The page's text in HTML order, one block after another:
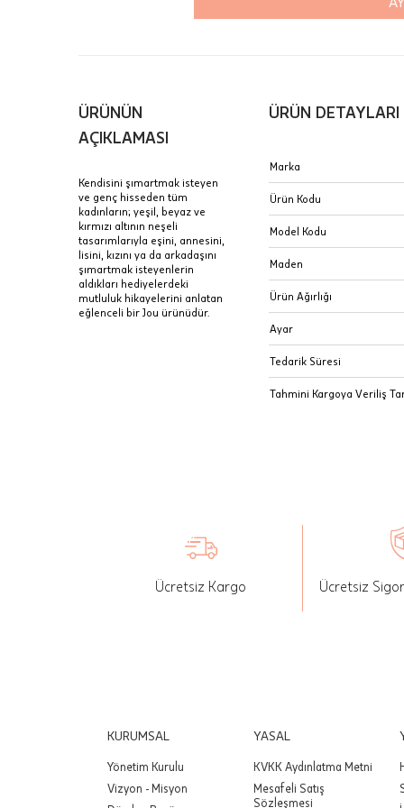
Seçiniz.
Stoklar çok
Taksit Tablosu
Taksit
Tek Çekim
2 Taksit
ÜRÜNÜN
AÇIKLAMASI
Kendisini şımartmak isteyen
ve genç hisseden tüm
kadınların; yeşil, beyaz ve
kırmızı altının neşeli
tasarımlarıyla eşini, annesini,
lisini, kızını ya da arkadaşını
şımartmak isteyenlerin
aldıkları hediyelerdeki
mutluluk hikayelerini anlatan
eğlenceli bir Jou ürünüdür.
ÜRÜN DETAYLARI
Marka
Ürün Kodu
Model Kodu
Maden
Ürün Ağırlığı
Ayar
Tedarik Süresi
Tahmini Kargoya Veriliş
Ücretsiz Kargo Ücretsiz
KURUMSAL
Yönetim Kurulu
Vizyon - Misyon
YASAL
KVKK Aydınlatma Metni
Mesafeli Satış
Sözleşmesi
Aynı
JTR |
Merkezi)
Sipariş
İptal:
Önemli: